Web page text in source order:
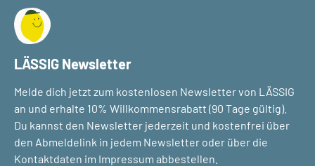
LÄSSIG Newsletter
Melde dich jetzt zum kostenlosen Newsletter von LÄSSIG
an und erhalte 10% Willkommensrabatt (90 Tage gültig).
Du kannst den Newsletter jederzeit und kostenfrei über
den Abmeldelink in jedem Newsletter oder über die
Kontaktdaten im Impressum abbestellen.